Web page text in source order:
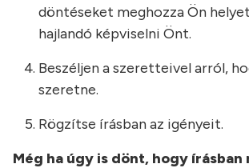
döntéseket meghozza Ön
hajlandó képviselni Önt.
Beszéljen a szeretteivel arról,
szeretne.
Rögzítse írásban az igényeit.
Még ha úgy is dönt, hogy